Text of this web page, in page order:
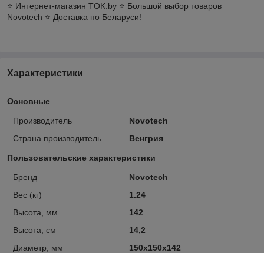
⭐️ Интернет-магазин TOK.by ⭐️ Большой выбор товаров
Novotech ⭐️ Доставка по Беларуси!
Характеристики
Основные
Производитель
Novotech
Страна производитель
Венгрия
Пользовательские характеристики
Бренд
Novotech
Вес (кг)
1.24
Высота, мм
142
Высота, см
14,2
Диаметр, мм
150x150x142